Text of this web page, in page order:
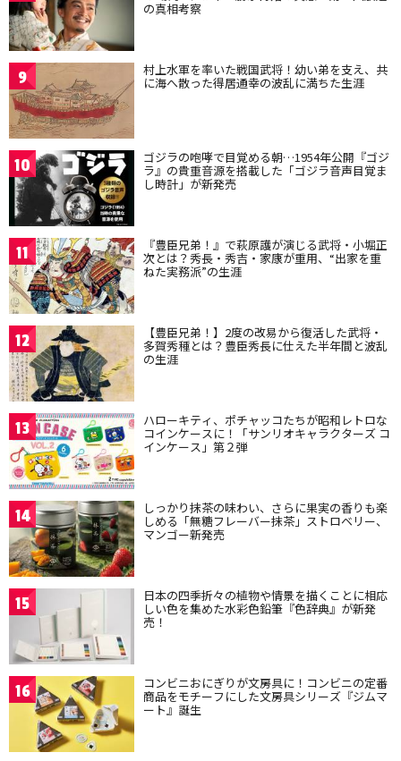
の真相考察
9 村上水軍を率いた戦国武将！幼い弟を支え、共
に海へ散った得居通幸の波乱に満ちた生涯
10 ゴジラの咆哮で目覚める朝…1954年公開『ゴジ
ラ』の貴重音源を搭載した「ゴジラ音声目覚ま
し時計」が新発売
11 『豊臣兄弟！』で萩原護が演じる武将・小堀正
次とは？秀長・秀吉・家康が重用、“出家を重
ねた実務派”の生涯
12 【豊臣兄弟！】2度の改易から復活した武将・
多賀秀種とは？豊臣秀長に仕えた半年間と波乱
の生涯
13 ハローキティ、ポチャッコたちが昭和レトロな
コインケースに！「サンリオキャラクターズ コ
インケース」第２弾
14 しっかり抹茶の味わい、さらに果実の香りも楽
しめる「無糖フレーバー抹茶」ストロベリー、
マンゴー新発売
15 日本の四季折々の植物や情景を描くことに相応
しい色を集めた水彩色鉛筆『色辞典』が新発
売！
16 コンビニおにぎりが文房具に！コンビニの定番
商品をモチーフにした文房具シリーズ『ジムマ
ート』誕生